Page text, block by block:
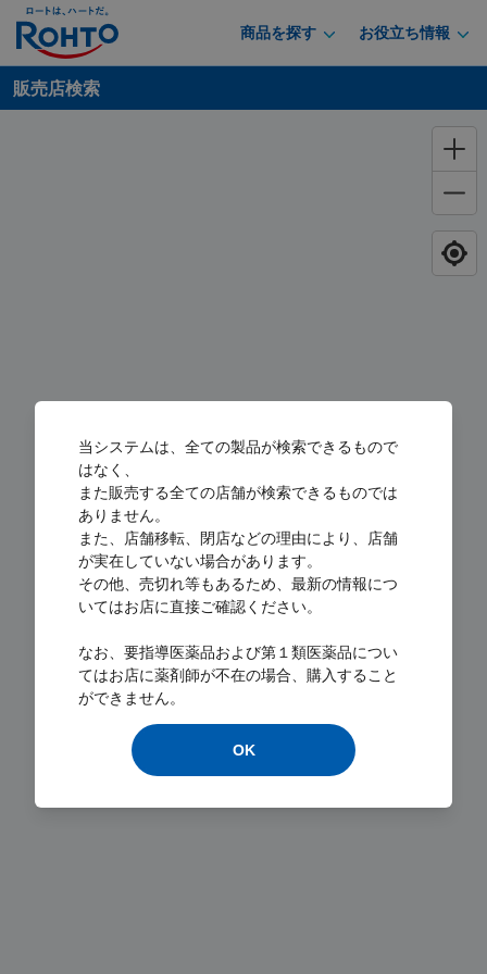
商品を探す お役立ち情報
販売店検索
Loading...
当システムは、全ての製品が検索できるもので
はなく、
また販売する全ての店舗が検索できるものでは
ありません。
また、店舗移転、閉店などの理由により、店舗
が実在していない場合があります。
その他、売切れ等もあるため、最新の情報につ
いてはお店に直接ご確認ください。
なお、要指導医薬品および第１類医薬品につい
てはお店に薬剤師が不在の場合、購入すること
ができません。
OK